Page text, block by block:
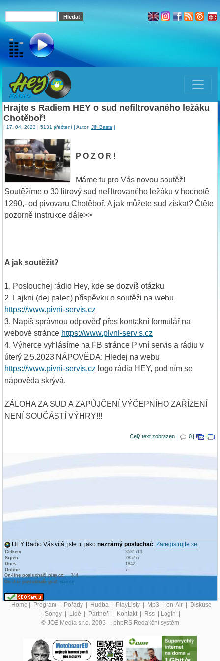
Hrajte s Radiem HEY o sud nefiltrovaného ležáku
Chotěboř!
| 17. 04. 2023 | 5131 přečtení | Autor: Jiří Basta |
P O Z O R !
Máme tu pro Vás novou soutěž!
Soutěžíme o 30 litrový sud nefiltrovaného ležáku v hodnotě
1290,- od pivovaru Chotěboř. A jak můžete sud získat? Čtěte
pozorně instrukce dále>>
A jak soutěžit?
1. Poslouchej rádio Hey, kde se dozvíš otázku
2. Lajkni (dej palec) příspěvku o soutěži na webu
https://www.pivni-servis.cz
3. Napiš správnou odpověď přes kontakní formulář na
webové stránce https://www.pivni-servis.cz
4. Výherce vyhlásíme na FB stránce Pivní servis a rádiu v
úterý 2.5.2023 NÁPOVĚDA: Hledej na webu
https://www.pivni-servis.cz logo rádia HEY, pod ním se
nápověda skrývá.
ZÁLOHA ZA SUD A ZAPŮJČENÍ VÝČEPNÍHO ZAŘÍZENÍ
NENÍ SOUČÁSTÍ VÝHRY!!!
Celý text zobrazen | 0 |
HEY Radio Vás vítá, jste tu jako neznámý posluchač. Zaregistrujte se
Celkem
3531713
Srpen
285777
Dnes
1842
Online
7
On-line posluchači play.cz:
344
On-line posluchači graf: play.cz
Home Program Pořady Hudba PlayListy Mp3 on-Air
Diskuse
Songy Lidé Partneři Kontakt Rss LogIn
© JOE Media s.r.o. 2005 - , phpRS Redakční systém